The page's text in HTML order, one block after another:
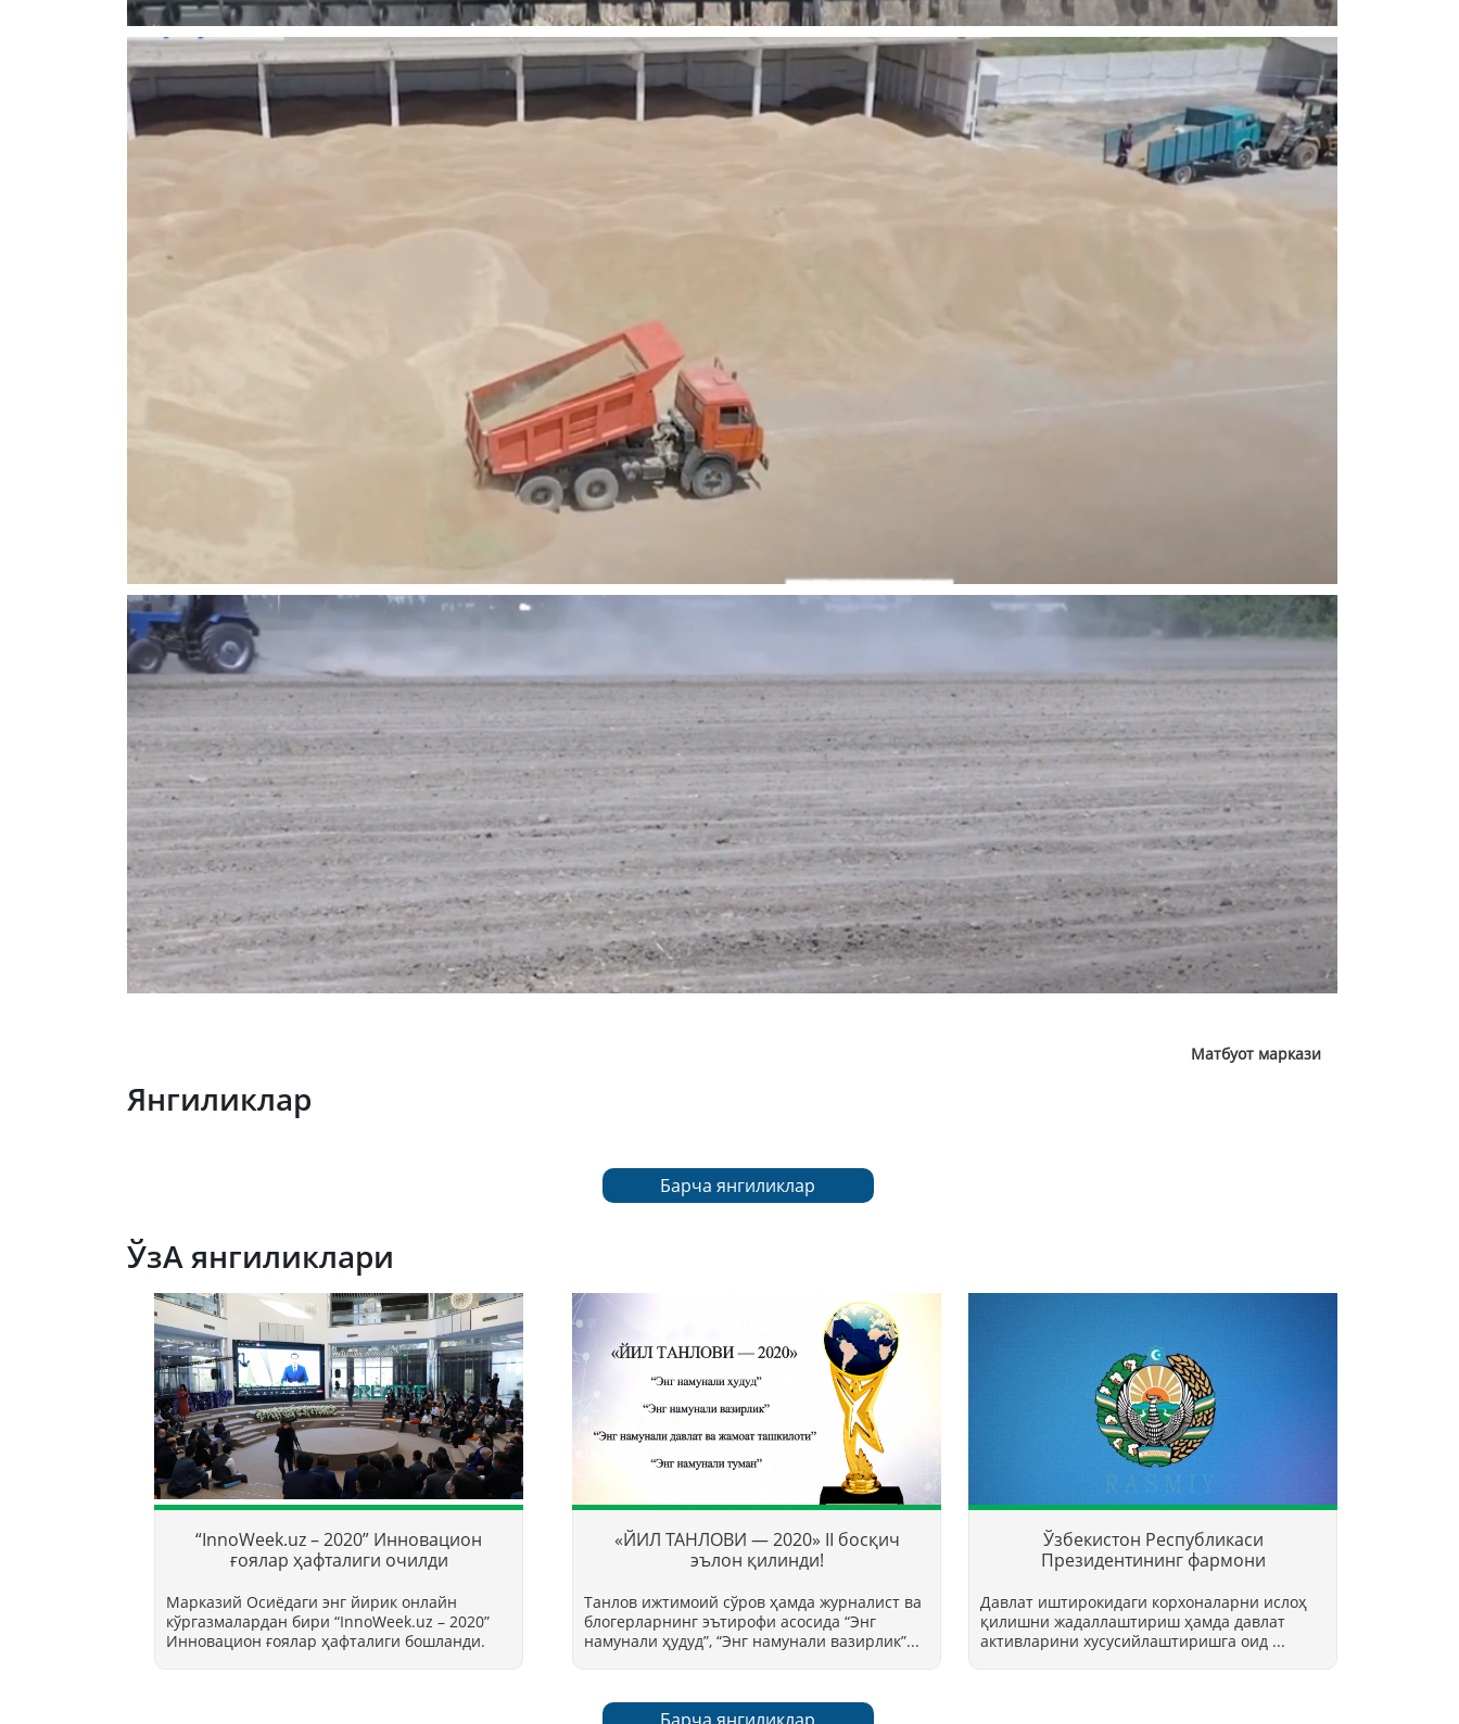
Матбуот маркази
Янгиликлар
Барча янгиликлар
ЎзА янгиликлари
“InnoWeek.uz – 2020” Инновацион
ғоялар ҳафталиги очилди
Марказий Осиёдаги энг йирик онлайн
кўргазмалардан бири “InnoWееk.uz – 2020”
Инновацион ғоялар ҳафталиги бошланди.
«ЙИЛ ТАНЛОВИ — 2020» II босқич
эълон қилинди!
Танлов ижтимоий сўров ҳамда журналист ва
блогерларнинг эътирофи асосида “Энг
намунали ҳудуд”, “Энг намунали вазирлик”...
Ўзбекистон Республикаси
Президентининг фармони
Давлат иштирокидаги корхоналарни ислоҳ
қилишни жадаллаштириш ҳамда давлат
активларини хусусийлаштиришга оид ...
Барча янгиликлар